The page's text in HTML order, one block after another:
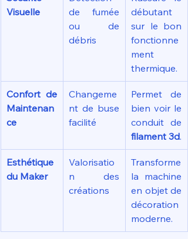
Visuelle
de fumée
ou de
débris
débutant
sur le bon
fonctionne
ment
thermique.
Confort de
Maintenan
ce
Changeme
nt de buse
facilité
Permet de
bien voir le
filament 3d.
Esthétique
du Maker
Valorisatio
n des
créations
Transforme
la machine
en objet de
décoration
moderne.